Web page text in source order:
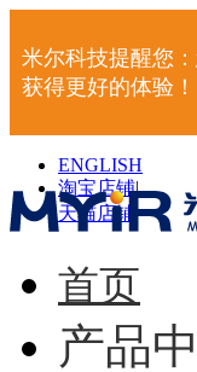
米尔科技提醒您
获得更好的体验！
ENGLISH
淘宝店铺|
天猫店铺 |
首页
产品